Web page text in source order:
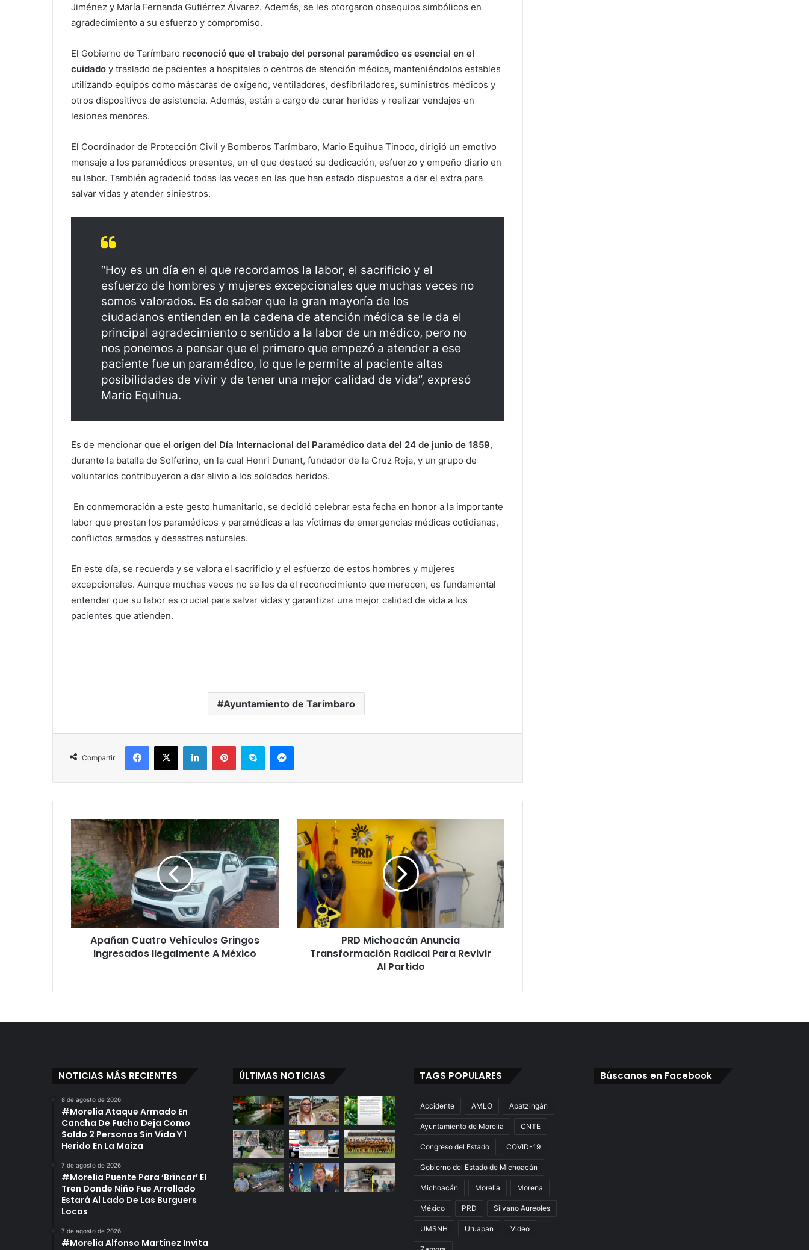
Jiménez y María Fernanda Gutiérrez Álvarez. Además, se les otorgaron obsequios simbólicos en
agradecimiento a su esfuerzo y compromiso.
El Gobierno de Tarímbaro reconoció que el trabajo del personal paramédico es esencial en el
cuidado y traslado de pacientes a hospitales o centros de atención médica, manteniéndolos estables
utilizando equipos como máscaras de oxígeno, ventiladores, desfibriladores, suministros médicos y
otros dispositivos de asistencia. Además, están a cargo de curar heridas y realizar vendajes en
lesiones menores.
El Coordinador de Protección Civil y Bomberos Tarímbaro, Mario Equihua Tinoco, dirigió un emotivo
mensaje a los paramédicos presentes, en el que destacó su dedicación, esfuerzo y empeño diario en
su labor. También agradeció todas las veces en las que han estado dispuestos a dar el extra para
salvar vidas y atender siniestros.
“Hoy es un día en el que recordamos la labor, el sacrificio y el
esfuerzo de hombres y mujeres excepcionales que muchas veces no
somos valorados. Es de saber que la gran mayoría de los
ciudadanos entienden en la cadena de atención médica se le da el
principal agradecimiento o sentido a la labor de un médico, pero no
nos ponemos a pensar que el primero que empezó a atender a ese
paciente fue un paramédico, lo que le permite al paciente altas
posibilidades de vivir y de tener una mejor calidad de vida”, expresó
Mario Equihua.
Es de mencionar que el origen del Día Internacional del Paramédico data del 24 de junio de 1859,
durante la batalla de Solferino, en la cual Henri Dunant, fundador de la Cruz Roja, y un grupo de
voluntarios contribuyeron a dar alivio a los soldados heridos.
En conmemoración a este gesto humanitario, se decidió celebrar esta fecha en honor a la importante
labor que prestan los paramédicos y paramédicas a las víctimas de emergencias médicas cotidianas,
conflictos armados y desastres naturales.
En este día, se recuerda y se valora el sacrificio y el esfuerzo de estos hombres y mujeres
excepcionales. Aunque muchas veces no se les da el reconocimiento que merecen, es fundamental
entender que su labor es crucial para salvar vidas y garantizar una mejor calidad de vida a los
pacientes que atienden.
Ayuntamiento de Tarímbaro
Compartir
Facebook
X LinkedInPinterestSkype Messenger
Apañan
Cuatro
Vehículos
Gringos
Ingresados
Ilegalmente
A
México
Apañan Cuatro Vehículos Gringos
Ingresados Ilegalmente A México
Michoacán
Anuncia
Transformación
Radical
Para
Revivir
Al
Partido
PRD Michoacán Anuncia
Transformación Radical Para Revivir
Al Partido
NOTICIAS MÁS RECIENTES
8 de agosto de 2026
#Morelia Ataque Armado En
Cancha De Fucho Deja Como
Saldo 2 Personas Sin Vida Y 1
Herido En La Maiza
7 de agosto de 2026
#Morelia Puente Para ‘Brincar’ El
Tren Donde Niño Fue Arrollado
Estará Al Lado De Las Burguers
Locas
7 de agosto de 2026
#Morelia Alfonso Martínez Invita
ÚLTIMAS NOTICIAS TAGS POPULARES
Accidente AMLO Apatzingán
Ayuntamiento de Morelia CNTE
Congreso del Estado COVID-19
Gobierno del Estado de Michoacán
Michoacán Morelia Morena
México PRD Silvano Aureoles
UMSNH Uruapan Video
Búscanos en Facebook